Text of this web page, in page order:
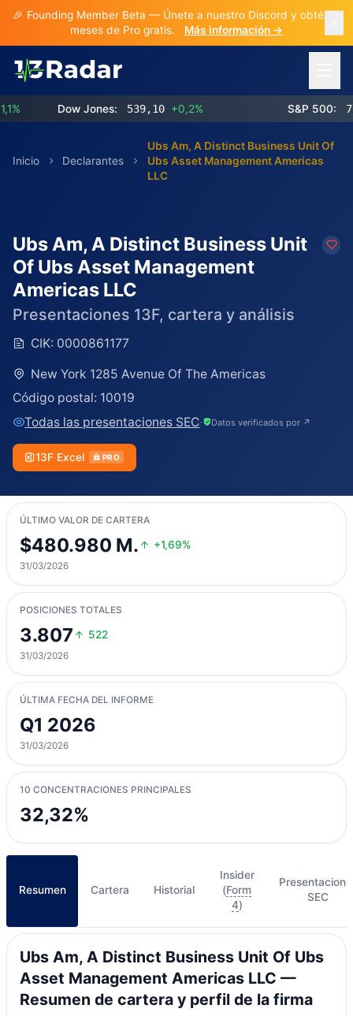
🎉 Founding Member Beta — Únete a nuestro Discord y obtén 3
meses de Pro gratis.
Más información →
Dow Jones: 539,10 +0,2% S&P 500:
Inicio Declarantes
Ubs Am, A Distinct Business Unit Of
Ubs Asset Management Americas
LLC
Ubs Am, A Distinct Business Unit
Of Ubs Asset Management
Americas LLC
Presentaciones 13F, cartera y análisis
CIK: 0000861177
New York 1285 Avenue Of The Americas
Código postal: 10019
Todas las presentaciones SEC· Datos verificados por ↗
13F Excel PRO
ÚLTIMO VALOR DE CARTERA
$480.980 M. +1,69%
31/03/2026
POSICIONES TOTALES
3.807 522
31/03/2026
ÚLTIMA FECHA DEL INFORME
Q1 2026
31/03/2026
10 CONCENTRACIONES PRINCIPALES
32,32%
Resumen Cartera Historial
Insider
(Form
4)
SEC
Ubs Am, A Distinct Business Unit Of Ubs
Asset Management Americas LLC —
Resumen de cartera y perfil de la firma